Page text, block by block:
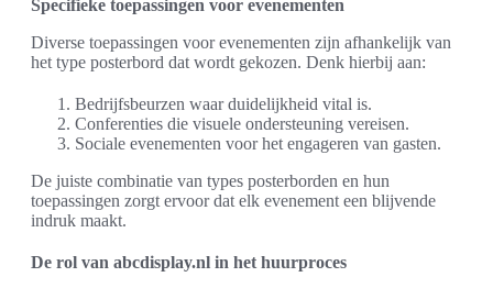
Specifieke toepassingen voor evenementen
Diverse toepassingen voor evenementen zijn afhankelijk van
het type posterbord dat wordt gekozen. Denk hierbij aan:
Bedrijfsbeurzen waar duidelijkheid vital is.
Conferenties die visuele ondersteuning vereisen.
Sociale evenementen voor het engageren van gasten.
De juiste combinatie van types posterborden en hun
toepassingen zorgt ervoor dat elk evenement een blijvende
indruk maakt.
De rol van abcdisplay.nl in het huurproces